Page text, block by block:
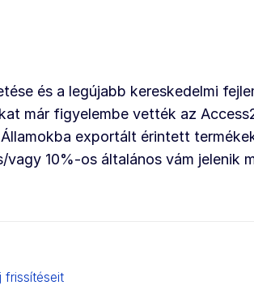
és a legújabb kereskedelmi
már figyelembe vették az
exportált érintett
10%-os általános vám jelenik
frissítéseit